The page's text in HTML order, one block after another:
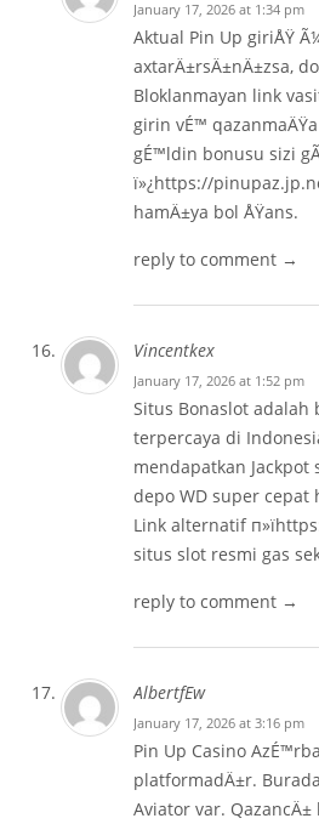
January 17, 2026 at 1:34 pm
Aktual Pin Up giriÅŸ
axtarÄ±rsÄ±nÄ±zsa,
Bloklanmayan link
girin vÉ™
gÉ™ldin bonusu sizi
ï»¿https://
hamÄ±ya bol ÅŸans.
reply to comment →
Vincentkex
January 17, 2026 at 1:52 pm
Situs Bonaslot
terpercaya di
mendapatkan Jackpot
depo WD super
Link alternatif
situs slot resmi gas
reply to comment →
AlbertfEw
January 17, 2026 at 3:16 pm
Pin Up Casino
platformadÄ±r.
Aviator var. QazancÄ±